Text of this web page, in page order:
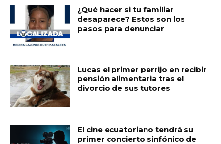
¿Qué hacer si tu familiar
desaparece? Estos son los
pasos para denunciar
Lucas el primer perrijo en recibir
pensión alimentaria tras el
divorcio de sus tutores
El cine ecuatoriano tendrá su
primer concierto sinfónico de